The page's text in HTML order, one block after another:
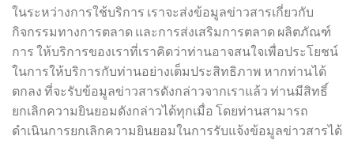
ในระหว่างการใช้บริการ เราจะส่งข้อมูลข่าวสารเกี่ยวกับ
กิจกรรมทางการตลาด และการส่งเสริมการตลาด ผลิตภัณฑ์
การ ให้บริการของเราที่เราคิดว่าท่านอาจสนใจเพื่อประโยชน์
ในการให้บริการกับท่านอย่างเต็มประสิทธิภาพ หากท่านได้
ตกลง ที่จะรับข้อมูลข่าวสารดังกล่าวจากเราแล้ว ท่านมีสิทธิ์
ยกเลิกความยินยอมดังกล่าวได้ทุกเมื่อ โดยท่านสามารถ
ดำเนินการยกเลิกความยินยอมในการรับแจ้งข้อมูลข่าวสารได้